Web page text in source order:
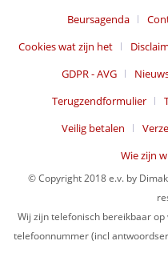
Beursagenda
Cookies wat zijn het
GDPR - AVG
Terugzendformulier
Veilig betalen
Wie zijn
© Copyright 2018 e.v. by
Wij zijn telefonisch bereikbaar
telefoonnummer (incl